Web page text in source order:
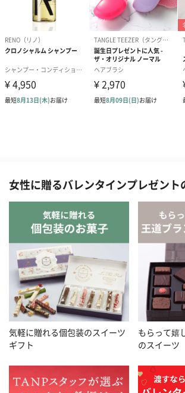
女性に贈るバレンタインプレゼント
気軽に贈れる個包装のスイーツ
ギフト
もらって嬉
のスイーツ